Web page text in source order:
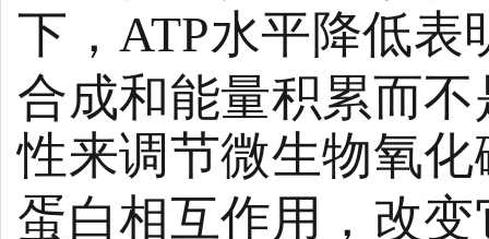
下，ATP水平降低
合成和能量积累而
性来调节微生物氧
蛋白相互作用，改